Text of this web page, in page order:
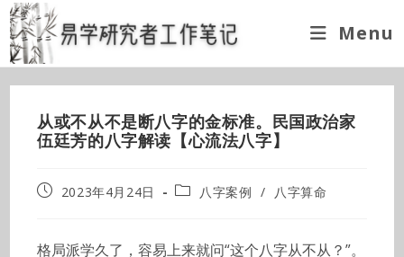
Skip
to
content
Menu
从或不从不是断八字的金标准。民国政治家
伍廷芳的八字解读【心流法八字】
Post2023年4月24日
Post八字案例 / 八字算命
格局派学久了，容易上来就问“这个八字从不从？”。